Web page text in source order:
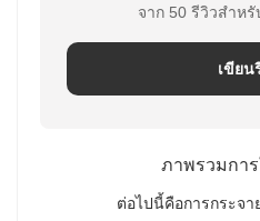
จาก 50 รีวิวสําห
เขียน
ภาพรวมกา
ต่อไปนี้คือการกระจา